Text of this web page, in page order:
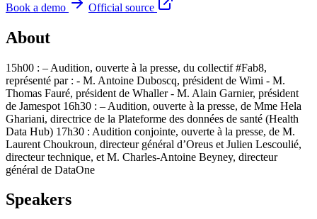
Book a demo
Official source
About
15h00 : – Audition, ouverte à la presse, du collectif #Fab8,
représenté par : - M. Antoine Duboscq, président de Wimi - M.
Thomas Fauré, président de Whaller - M. Alain Garnier, président
de Jamespot 16h30 : – Audition, ouverte à la presse, de Mme Hela
Ghariani, directrice de la Plateforme des données de santé (Health
Data Hub) 17h30 : Audition conjointe, ouverte à la presse, de M.
Laurent Choukroun, directeur général d’Oreus et Julien Lescoulié,
directeur technique, et M. Charles-Antoine Beyney, directeur
général de DataOne
Speakers